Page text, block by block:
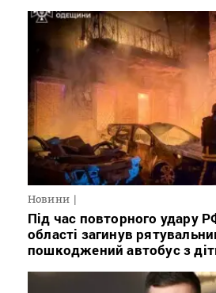
Новини
Під час повторного удару
області загинув
пошкоджений автобус з